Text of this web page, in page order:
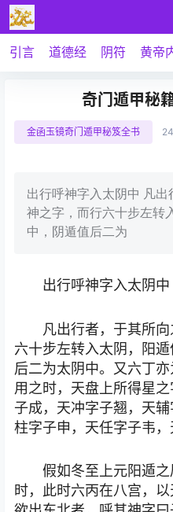
引言 道德经 阴符 黄帝
奇门遁甲秘
金函玉镜奇门遁甲秘笈全书
出行呼神字入太阴中 凡
神之字，而行六十步左转
中，阴遁值后二为
出行呼神字入太阴中
凡出行者，于其所
六十步左转入太阴，阳
后二为太阴中。又六丁
用之时，天盘上所得星
子成，天冲字子翘，天
柱字子申，天任字子韦，
假如冬至上元阳遁
时，此时六丙在八宫，以